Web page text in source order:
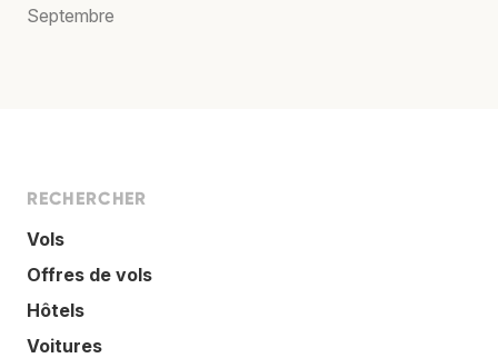
Septembre
RECHERCHER
Vols
Offres de vols
Hôtels
Voitures